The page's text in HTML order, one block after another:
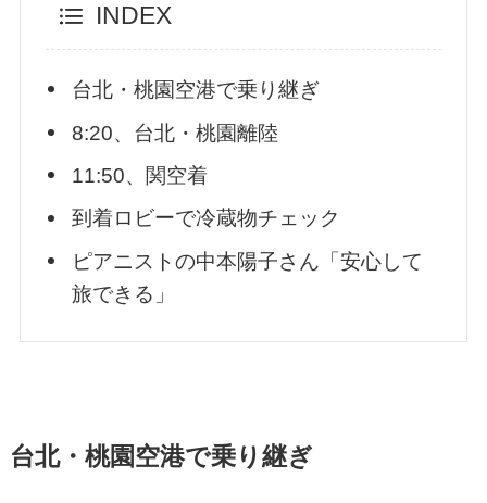
INDEX
台北・桃園空港で乗り継ぎ
8:20、台北・桃園離陸
11:50、関空着
到着ロビーで冷蔵物チェック
ピアニストの中本陽子さん「安心して
旅できる」
台北・桃園空港で乗り継ぎ